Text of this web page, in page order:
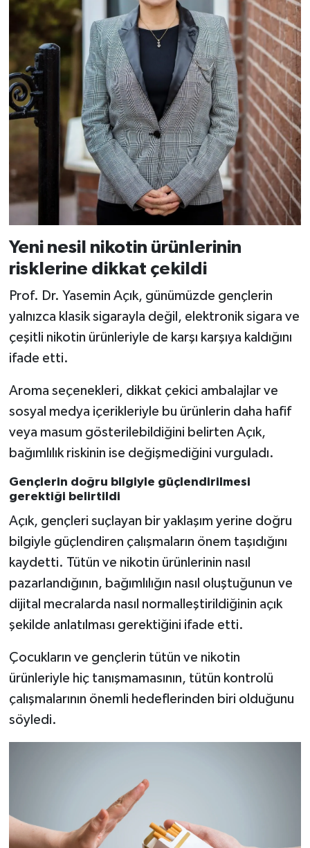
Yeni nesil nikotin ürünlerinin
risklerine dikkat çekildi
Prof. Dr. Yasemin Açık, günümüzde gençlerin
yalnızca klasik sigarayla değil, elektronik sigara ve
çeşitli nikotin ürünleriyle de karşı karşıya kaldığını
ifade etti.
Aroma seçenekleri, dikkat çekici ambalajlar ve
sosyal medya içerikleriyle bu ürünlerin daha hafif
veya masum gösterilebildiğini belirten Açık,
bağımlılık riskinin ise değişmediğini vurguladı.
Gençlerin doğru bilgiyle güçlendirilmesi
gerektiği belirtildi
Açık, gençleri suçlayan bir yaklaşım yerine doğru
bilgiyle güçlendiren çalışmaların önem taşıdığını
kaydetti. Tütün ve nikotin ürünlerinin nasıl
pazarlandığının, bağımlılığın nasıl oluştuğunun ve
dijital mecralarda nasıl normalleştirildiğinin açık
şekilde anlatılması gerektiğini ifade etti.
Çocukların ve gençlerin tütün ve nikotin
ürünleriyle hiç tanışmamasının, tütün kontrolü
çalışmalarının önemli hedeflerinden biri olduğunu
söyledi.